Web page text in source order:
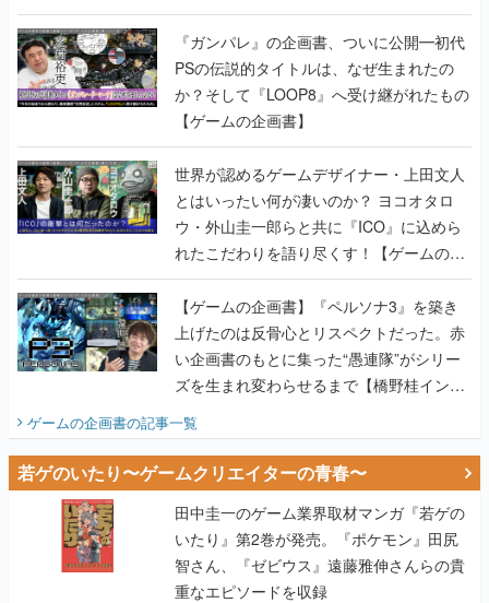
書】
『ガンパレ』の企画書、ついに公開━初代
PSの伝説的タイトルは、なぜ生まれたの
か？そして『LOOP8』へ受け継がれたもの
【ゲームの企画書】
世界が認めるゲームデザイナー・上田文人
とはいったい何が凄いのか？ ヨコオタロ
ウ・外山圭一郎らと共に『ICO』に込めら
れたこだわりを語り尽くす！【ゲームの企
画書】
【ゲームの企画書】『ペルソナ3』を築き
上げたのは反骨心とリスペクトだった。赤
い企画書のもとに集った“愚連隊”がシリー
ズを生まれ変わらせるまで【橋野桂インタ
ゲームの企画書の記事一覧
若ゲのいたり〜ゲームクリエイターの青春〜
田中圭一のゲーム業界取材マンガ『若ゲの
いたり』第2巻が発売。『ポケモン』田尻
智さん、『ゼビウス』遠藤雅伸さんらの貴
重なエピソードを収録